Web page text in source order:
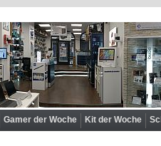
Gamer der Woche Kit der Woche